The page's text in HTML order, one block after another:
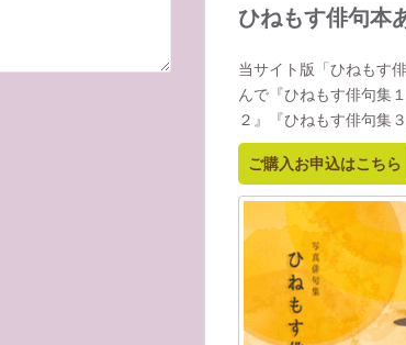
イ
ひねもす俳句本
当サイト版「ひねもす
んで『ひねもす俳句集
２』『ひねもす俳句集
ご購入お申込はこちら